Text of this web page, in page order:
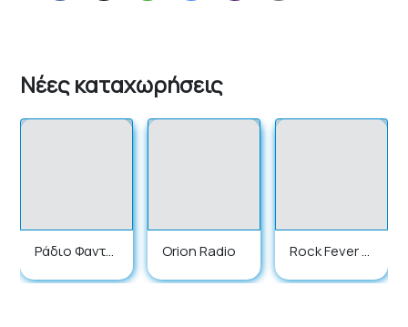
Νέες καταχωρήσεις
Ράδιο Φαντα
Orion Radio
Rock Fever R